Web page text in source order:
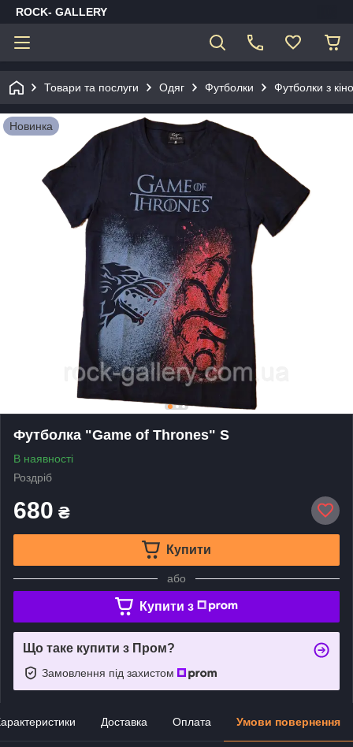
ROCK- GALLERY
Товари та послуги Одяг Футболки Футболки з
Новинка
Футболка "Game of Thrones" S
В наявності
Роздріб
680 ₴
Купити
або
Купити з
Що таке купити з Пром?
Замовлення під захистом
Доставка Оплата Умови повернення